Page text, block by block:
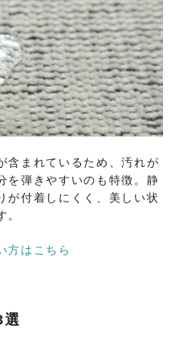
含まれているため、汚れが
を弾きやすいのも特徴。静
が付着しにくく、美しい状
。
方はこちら